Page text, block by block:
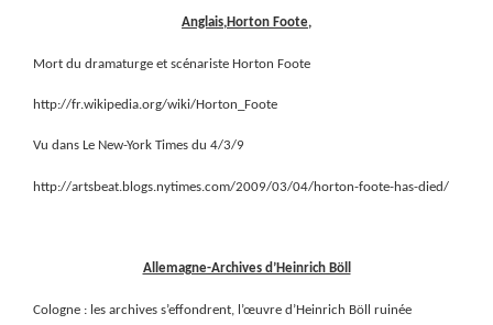
Anglais,Horton Foote,
Mort du dramaturge et scénariste Horton Foote
http://fr.wikipedia.org/wiki/Horton_Foote
Vu dans Le New-York Times du 4/3/9
http://artsbeat.blogs.nytimes.com/2009/03/04/horton-foote-has-died/
Allemagne-Archives d’Heinrich Böll
Cologne : les archives s’effondrent, l’œuvre d’Heinrich Böll ruinée